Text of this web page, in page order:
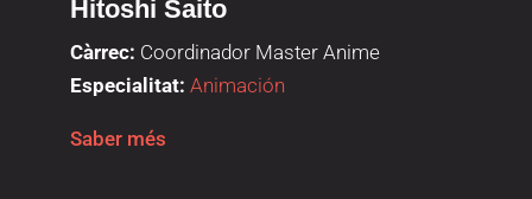
Hitoshi Saito
Càrrec: Coordinador Master Anime
Especialitat: Animación
Saber més